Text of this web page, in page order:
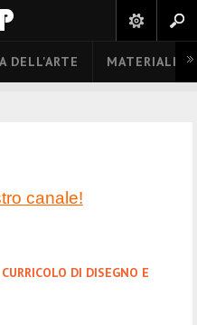
DELL'ARTE MATERIALI
canale!
DI DISEGNO E